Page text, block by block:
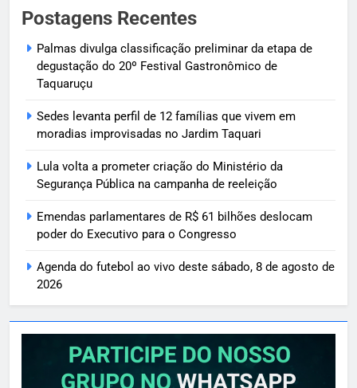
Postagens Recentes
Palmas divulga classificação preliminar da etapa de
degustação do 20º Festival Gastronômico de
Taquaruçu
Sedes levanta perfil de 12 famílias que vivem em
moradias improvisadas no Jardim Taquari
Lula volta a prometer criação do Ministério da
Segurança Pública na campanha de reeleição
Emendas parlamentares de R$ 61 bilhões deslocam
poder do Executivo para o Congresso
Agenda do futebol ao vivo deste sábado, 8 de agosto de
2026